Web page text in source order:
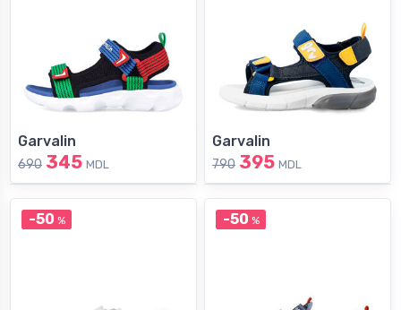
Garvalin
690 345 MDL
Garvalin
790 395 MDL
-50 % -50 %